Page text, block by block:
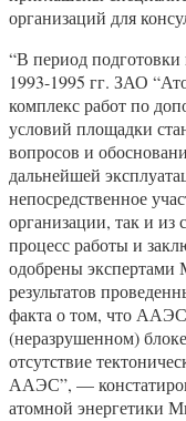
организаций для
“В период
1993-1995 гг. ЗАО
комплекс работ по
условий площадки
вопросов и
дальнейшей
непосредственное
организации, так и из
процесс работы и
одобрены
результатов
факта о том, что
(неразрушенном)
отсутствие
ААЭС”, —
атомной энергетики